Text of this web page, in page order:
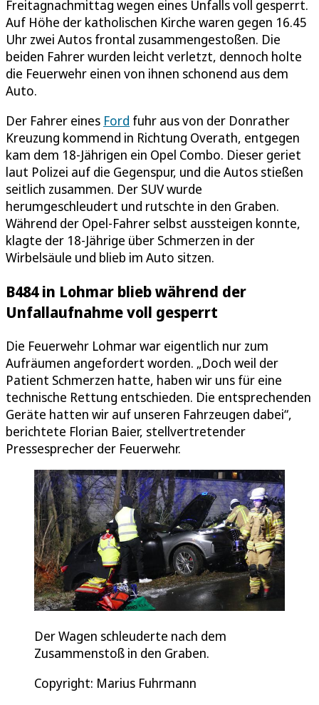
Freitagnachmittag wegen eines Unfalls voll gesperrt.
Auf Höhe der katholischen Kirche waren gegen 16.45
Uhr zwei Autos frontal zusammengestoßen. Die
beiden Fahrer wurden leicht verletzt, dennoch holte
die Feuerwehr einen von ihnen schonend aus dem
Auto.
Der Fahrer eines Ford fuhr aus von der Donrather
Kreuzung kommend in Richtung Overath, entgegen
kam dem 18-Jährigen ein Opel Combo. Dieser geriet
laut Polizei auf die Gegenspur, und die Autos stießen
seitlich zusammen. Der SUV wurde
herumgeschleudert und rutschte in den Graben.
Während der Opel-Fahrer selbst aussteigen konnte,
klagte der 18-Jährige über Schmerzen in der
Wirbelsäule und blieb im Auto sitzen.
B484 in Lohmar blieb während der
Unfallaufnahme voll gesperrt
Die Feuerwehr Lohmar war eigentlich nur zum
Aufräumen angefordert worden. „Doch weil der
Patient Schmerzen hatte, haben wir uns für eine
technische Rettung entschieden. Die entsprechenden
Geräte hatten wir auf unseren Fahrzeugen dabei“,
berichtete Florian Baier, stellvertretender
Pressesprecher der Feuerwehr.
Der Wagen schleuderte nach dem
Zusammenstoß in den Graben.
Copyright: Marius Fuhrmann